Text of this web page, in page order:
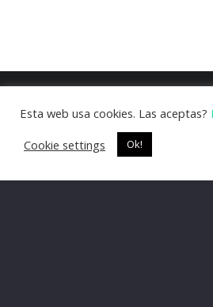
Esta web usa cookies. Las aceptas?
Cookie settings
Ok!